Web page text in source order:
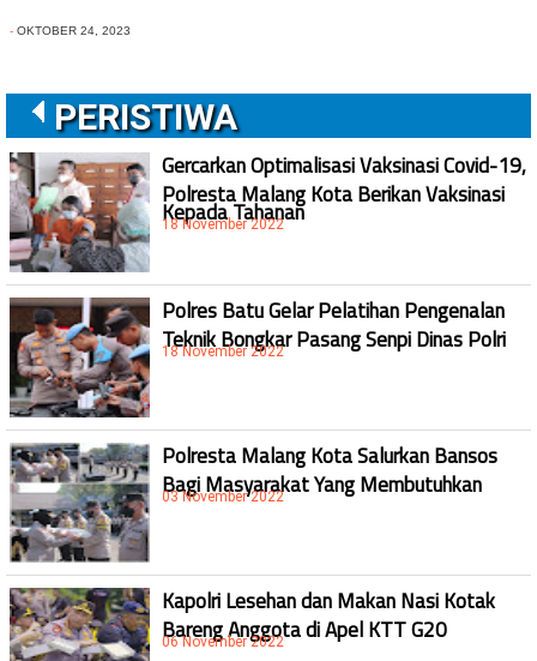
- OKTOBER 24, 2023
PERISTIWA
Gercarkan Optimalisasi Vaksinasi Covid-19,
Polresta Malang Kota Berikan Vaksinasi
Kepada Tahanan
18 November 2022
Polres Batu Gelar Pelatihan Pengenalan
Teknik Bongkar Pasang Senpi Dinas Polri
18 November 2022
Polresta Malang Kota Salurkan Bansos
Bagi Masyarakat Yang Membutuhkan
03 November 2022
Kapolri Lesehan dan Makan Nasi Kotak
Bareng Anggota di Apel KTT G20
06 November 2022